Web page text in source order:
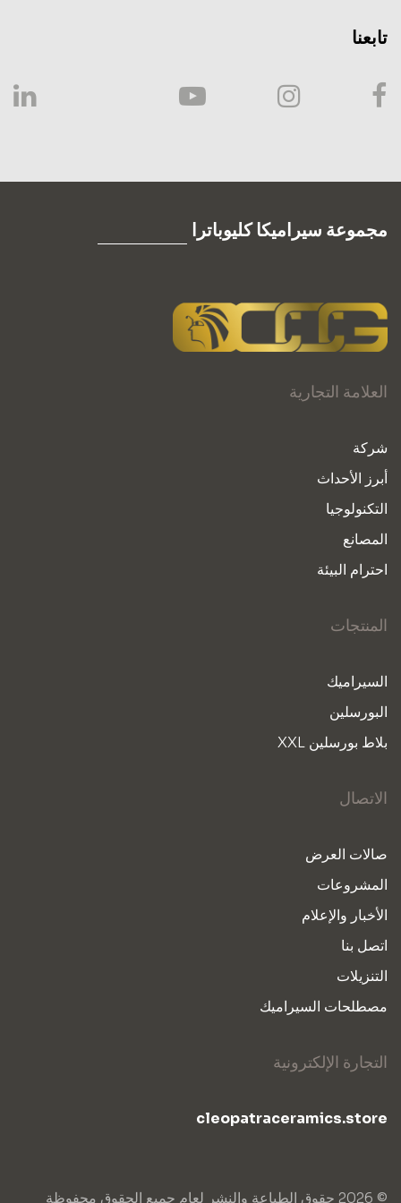
تابعنا
مجموعة سيراميكا كليوباترا
العلامة التجارية
شركة
أبرز الأحداث
التكنولوجيا
المصانع
احترام البيئة
المنتجات
السيراميك
البورسلين
بلاط بورسلين XXL
الاتصال
صالات العرض
المشروعات
الأخبار والإعلام
اتصل بنا
التنزيلات
مصطلحات السيراميك
التجارة الإلكترونية
cleopatraceramics.store
© 2026 حقوق الطباعة والنشر لعام جميع الحقوق محفوظة